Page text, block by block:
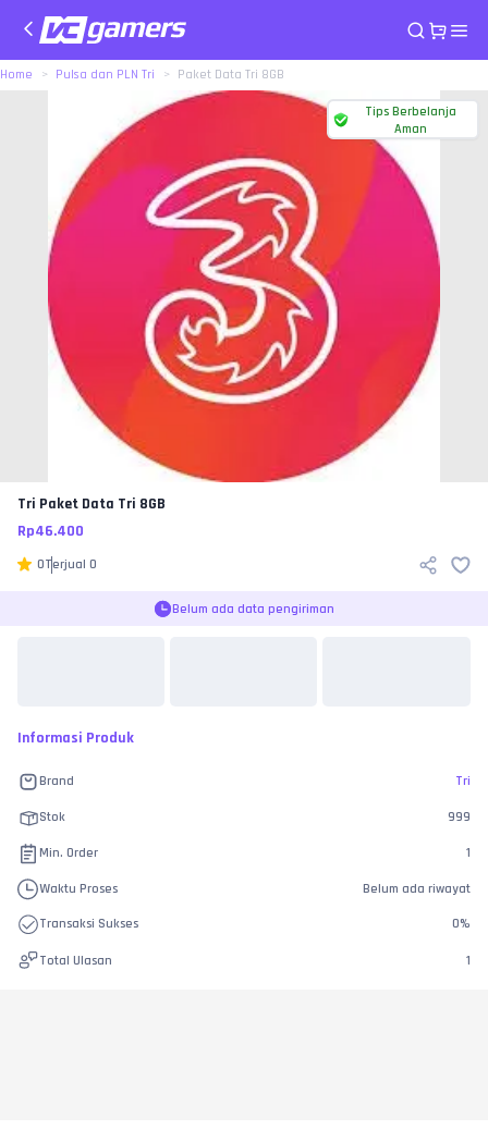
Home Pulsa dan PLN Tri Paket Data Tri 8GB
Tips Berbelanja
Aman
Tri Paket Data Tri 8GB
Rp46.400
0Terjual 0
Belum ada data pengiriman
Informasi Produk
Brand Tri
Stok 999
Min. Order 1
Waktu Proses Belum ada riwayat
Transaksi Sukses 0%
Total Ulasan 1